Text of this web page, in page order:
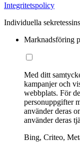
Integritetspolicy
Individuella
Marknadsföring
Med ditt
kampanjer och
webbplats. För
personuppgifter
använder deras
använder deras
Bing, Criteo,